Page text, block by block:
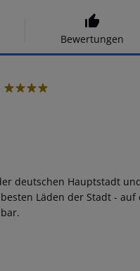
Bewertungen
deutschen Hauptstadt
Läden der Stadt -